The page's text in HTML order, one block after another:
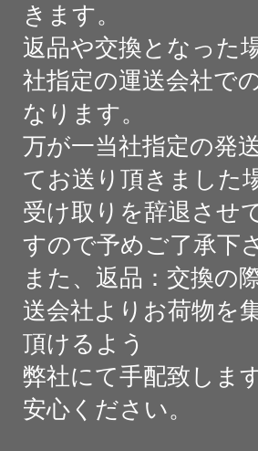
きます。
返品や交換となった
社指定の運送会社で
なります。
万が一当社指定の発
てお送り頂きました
受け取りを辞退させ
すので予めご了承下
また、返品：交換の
送会社よりお荷物を
頂けるよう
弊社にて手配致しま
安心ください。